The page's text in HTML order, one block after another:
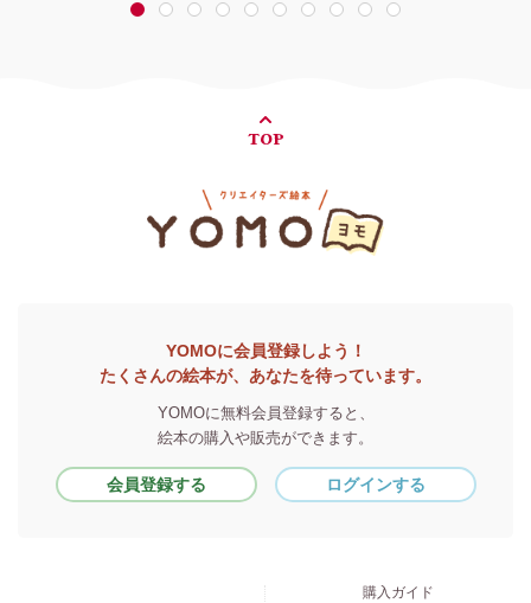
1 2 3 4 5 6 7 8 9 10
TOP
YOMOに会員登録しよう！
たくさんの絵本が、あなたを待っています。
YOMOに無料会員登録すると、
絵本の購入や販売ができます。
会員登録する ログインする
購入ガイド